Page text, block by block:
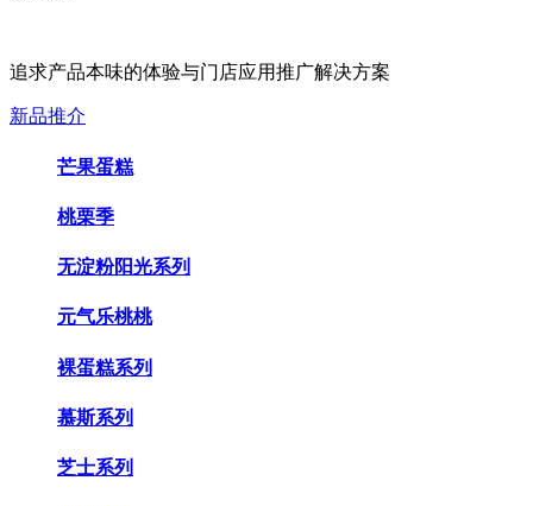
追求产品本味的体验与门店应用推广解决方案
新品推介
芒果蛋糕
桃栗季
无淀粉阳光系列
元气乐桃桃
裸蛋糕系列
慕斯系列
芝士系列